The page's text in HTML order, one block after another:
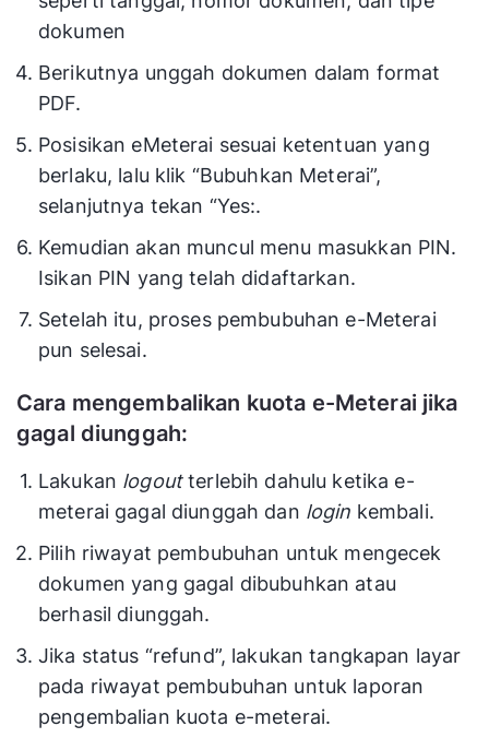
dokumen
Berikutnya unggah dokumen dalam format
PDF.
Posisikan eMeterai sesuai ketentuan yang
berlaku, lalu klik “Bubuhkan Meterai”,
selanjutnya tekan “Yes:.
Kemudian akan muncul menu masukkan PIN.
Isikan PIN yang telah didaftarkan.
Setelah itu, proses pembubuhan e-Meterai
pun selesai.
Cara mengembalikan kuota e-Meterai jika
gagal diunggah:
Lakukan logoutterlebih dahulu ketika e-
meterai gagal diunggah dan login kembali.
Pilih riwayat pembubuhan untuk mengecek
dokumen yang gagal dibubuhkan atau
berhasil diunggah.
Jika status “refund”, lakukan tangkapan layar
pada riwayat pembubuhan untuk laporan
pengembalian kuota e-meterai.